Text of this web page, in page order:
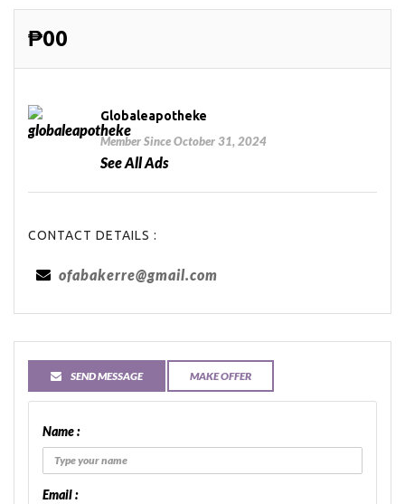
₱00
Globaleapotheke
Member Since October 31, 2024
See All Ads
CONTACT DETAILS :
ofabakerre@gmail.com
SEND MESSAGE MAKE OFFER
Name :
Email :